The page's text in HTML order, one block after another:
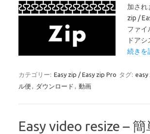
加され
zip /
ファイ
ドア
続きを
カテゴリー: Easy zip / Easy zip Pro タグ: easy
ル便 , ダウンロード , 動画
Easy video resize –